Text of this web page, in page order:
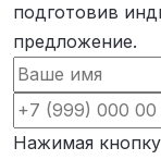
подготовив
предложение.
Нажимая